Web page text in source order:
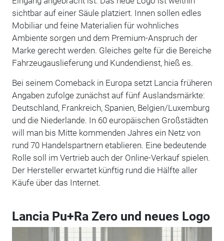
sichtbar auf einer Säule platziert. Innen sollen edles
Mobiliar und feine Materialien für wohnliches
Ambiente sorgen und dem Premium-Anspruch der
Marke gerecht werden. Gleiches gelte für die Bereiche
Fahrzeugauslieferung und Kundendienst, hieß es.
Bei seinem Comeback in Europa setzt Lancia früheren
Angaben zufolge zunächst auf fünf Auslandsmärkte:
Deutschland, Frankreich, Spanien, Belgien/Luxemburg
und die Niederlande. In 60 europäischen Großstädten
will man bis Mitte kommenden Jahres ein Netz von
rund 70 Handelspartnern etablieren. Eine bedeutende
Rolle soll im Vertrieb auch der Online-Verkauf spielen.
Der Hersteller erwartet künftig rund die Hälfte aller
Käufe über das Internet.
Lancia Pu+Ra Zero und neues Logo